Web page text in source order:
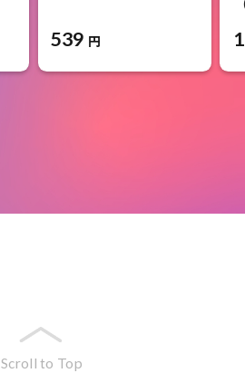
539 円
Scroll to Top